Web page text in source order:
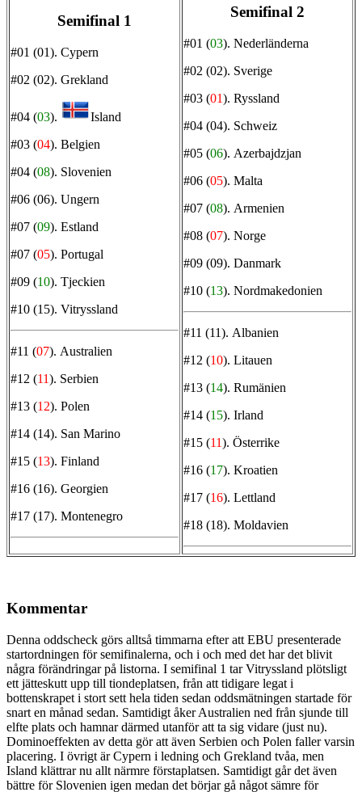
Semifinal 1
#01 (01). Cypern
#02 (02). Grekland
#04 (03).
Island
#03 (04). Belgien
#04 (08). Slovenien
#06 (06). Ungern
#07 (09). Estland
#07 (05). Portugal
#09 (10). Tjeckien
#10 (15). Vitryssland
#11 (07). Australien
#12 (11). Serbien
#13 (12). Polen
#14 (14). San Marino
#15 (13). Finland
#16 (16). Georgien
#17 (17). Montenegro
Semifinal 2
#01 (03). Nederländerna
#02 (02). Sverige
#03 (01). Ryssland
#04 (04). Schweiz
#05 (06). Azerbajdzjan
#06 (05). Malta
#07 (08). Armenien
#08 (07). Norge
#09 (09). Danmark
#10 (13). Nordmakedonien
#11 (11). Albanien
#12 (10). Litauen
#13 (14). Rumänien
#14 (15). Irland
#15 (11). Österrike
#16 (17). Kroatien
#17 (16). Lettland
#18 (18). Moldavien
Kommentar
Denna oddscheck görs alltså timmarna efter att EBU presenterade
startordningen för semifinalerna, och i och med det har det blivit
några förändringar på listorna. I semifinal 1 tar Vitryssland plötsligt
ett jätteskutt upp till tiondeplatsen, från att tidigare legat i
bottenskrapet i stort sett hela tiden sedan oddsmätningen startade för
snart en månad sedan. Samtidigt åker Australien ned från sjunde till
elfte plats och hamnar därmed utanför att ta sig vidare (just nu).
Dominoeffekten av detta gör att även Serbien och Polen faller varsin
placering. I övrigt är Cypern i ledning och Grekland tvåa, men
Island klättrar nu allt närmre förstaplatsen. Samtidigt går det även
bättre för Slovenien igen medan det börjar gå något sämre för